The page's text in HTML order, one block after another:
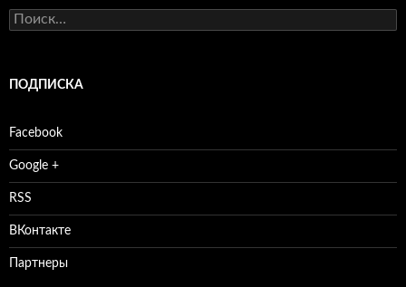
Найти:
ПОДПИСКА
Facebook
Google +
RSS
ВКонтакте
Партнеры